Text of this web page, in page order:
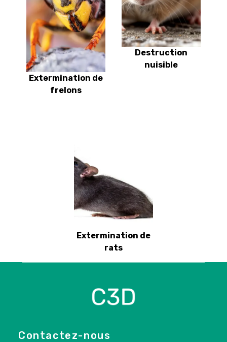
Extermination de
frelons
Destruction
nuisible
Extermination de
rats
Contactez-nous